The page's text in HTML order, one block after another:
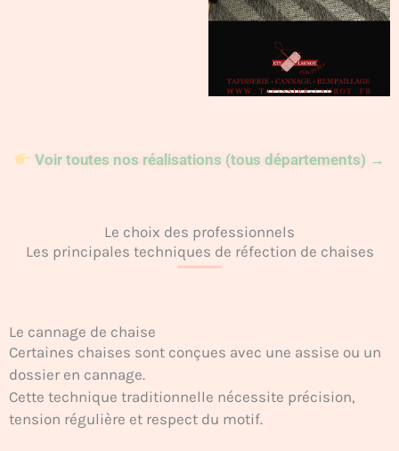
Voir toutes nos réalisations (tous départements) →
Le choix des professionnels
Les principales techniques de réfection de chaises
Le cannage de chaise
Certaines chaises sont conçues avec une assise ou un
dossier en cannage.
Cette technique traditionnelle nécessite précision,
tension régulière et respect du motif.